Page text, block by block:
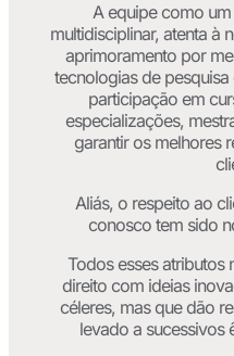
A equipe como
multidisciplinar, atenta à
aprimoramento por
tecnologias de
participação em
especializações,
garantir os melhores
Aliás, o respeito ao
conosco tem sido
Todos esses atributos
direito com ideias
céleres, mas que dão
levado a sucessivos